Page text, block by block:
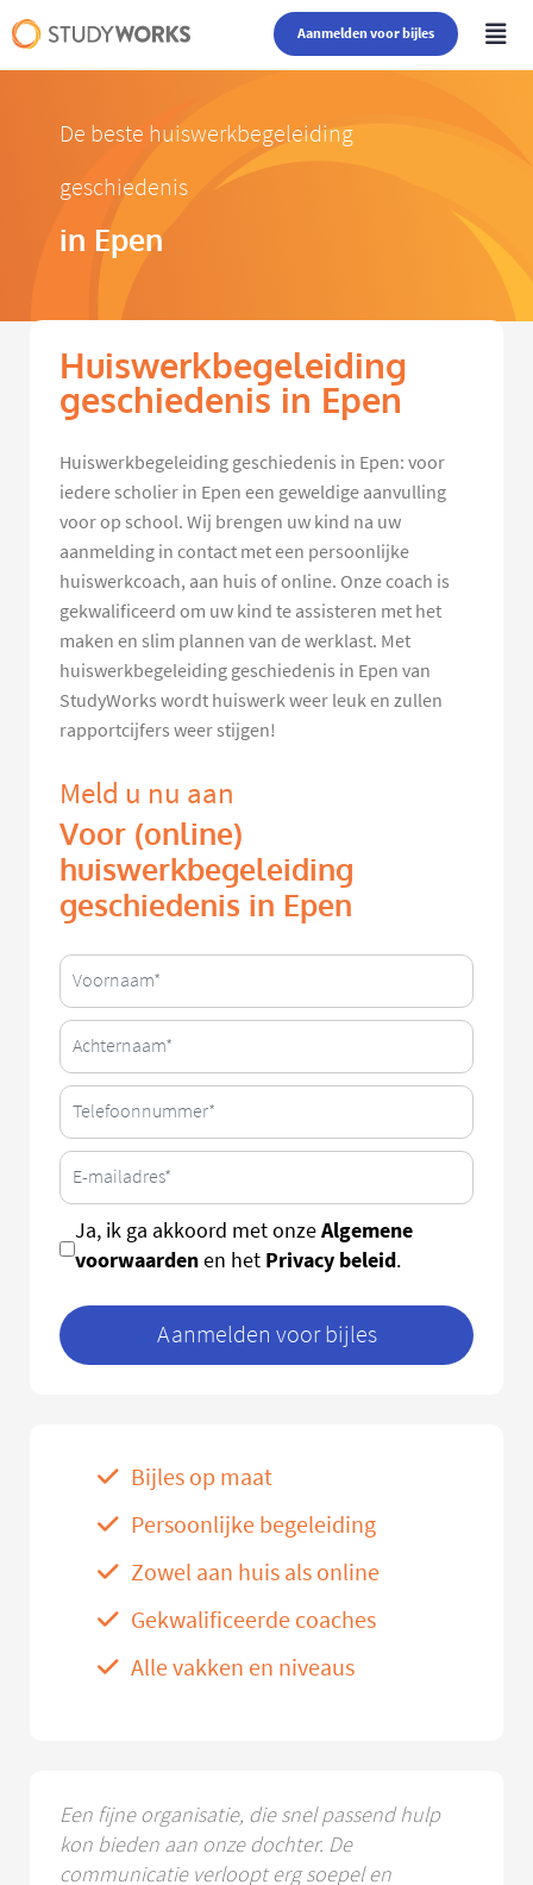
Aanmelden voor bijles
De beste huiswerkbegeleiding
geschiedenis
in Epen
Huiswerkbegeleiding
geschiedenis in Epen
Huiswerkbegeleiding geschiedenis in Epen: voor
iedere scholier in Epen een geweldige aanvulling
voor op school. Wij brengen uw kind na uw
aanmelding in contact met een persoonlijke
huiswerkcoach, aan huis of online. Onze coach is
gekwalificeerd om uw kind te assisteren met het
maken en slim plannen van de werklast. Met
huiswerkbegeleiding geschiedenis in Epen van
StudyWorks wordt huiswerk weer leuk en zullen
rapportcijfers weer stijgen!
Meld u nu aan
Voor (online)
huiswerkbegeleiding
geschiedenis in Epen
Ja, ik ga akkoord met onzeAlgemene
voorwaardenen het Privacy beleid.
Aanmelden voor bijles
Bijles op maat
Persoonlijke begeleiding
Zowel aan huis als online
Gekwalificeerde coaches
Alle vakken en niveaus
Een fijne organisatie, die snel passend hulp
kon bieden aan onze dochter. De
communicatie verloopt erg soepel en